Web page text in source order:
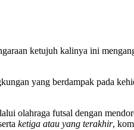
ketujuh kalinya ini
yang berdampak pada
olahraga futsal dengan
ketiga atau yang terakhir,